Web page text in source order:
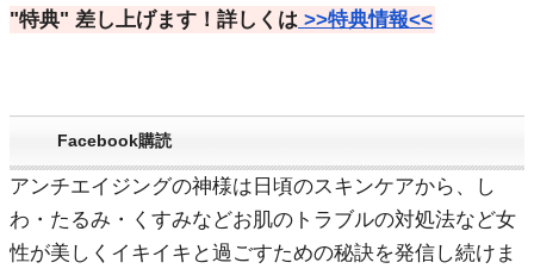
"特典" 差し上げます！詳しくは >>特典情報<<
Facebook購読
アンチエイジングの神様は日頃のスキンケアから、し
わ・たるみ・くすみなどお肌のトラブルの対処法など女
性が美しくイキイキと過ごすための秘訣を発信し続けま